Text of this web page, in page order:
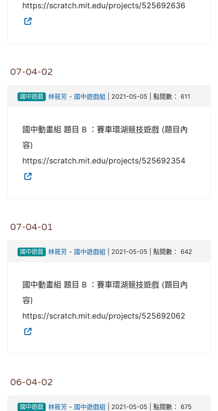
https://scratch.mit.edu/projects/525692636
07-04-02
國中遊戲 林筱芳 - 國中遊戲組 | 2021-05-05 | 點閱數： 611
國中動畫組 題目 B ：賽車環湖競技遊戲 (題目內
容)
https://scratch.mit.edu/projects/525692354
07-04-01
國中遊戲 林筱芳 - 國中遊戲組 | 2021-05-05 | 點閱數： 642
國中動畫組 題目 B ：賽車環湖競技遊戲 (題目內
容)
https://scratch.mit.edu/projects/525692062
06-04-02
國中遊戲 林筱芳 - 國中遊戲組 | 2021-05-05 | 點閱數： 675